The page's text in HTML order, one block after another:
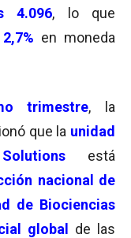
4.096, lo que
2,7% en moneda
trimestre, la
que la unidad
está
nacional de
de Biociencias
global
de las